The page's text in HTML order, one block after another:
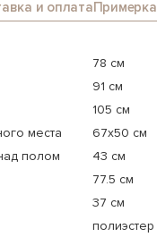
и оплатаПримерка
78 см
91 см
105 см
места
67x50 см
полом
43 см
77.5 см
37 см
полиэстер